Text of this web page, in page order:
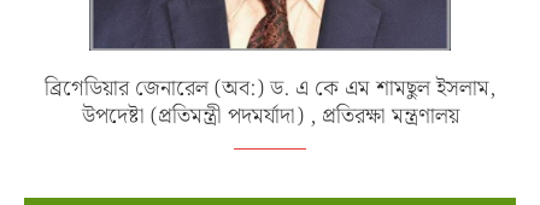
ব্রিগেডিয়ার জেনারেল (অব:) ড. এ কে এম শামছুল ইসলাম,
উপদেষ্টা (প্রতিমন্ত্রী পদমর্যাদা) , প্রতিরক্ষা মন্ত্রণালয়